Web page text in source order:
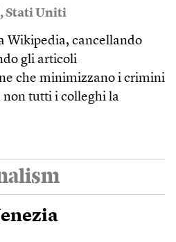
,Stati Uniti
Wikipedia, cancellando
gli articoli
che minimizzano i crimini
tutti i colleghi la